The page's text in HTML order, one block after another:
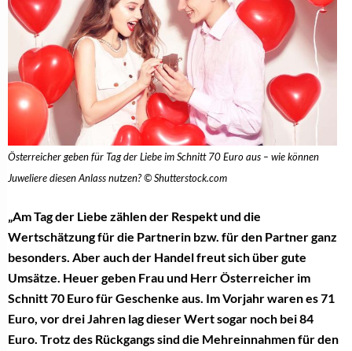
Österreicher geben für Tag der Liebe im Schnitt 70 Euro aus – wie können
Juweliere diesen Anlass nutzen? © Shutterstock.com
„Am Tag der Liebe zählen der Respekt und die
Wertschätzung für die Partnerin bzw. für den Partner ganz
besonders. Aber auch der Handel freut sich über gute
Umsätze. Heuer geben Frau und Herr Österreicher im
Schnitt 70 Euro für Geschenke aus. Im Vorjahr waren es 71
Euro, vor drei Jahren lag dieser Wert sogar noch bei 84
Euro. Trotz des Rückgangs sind die Mehreinnahmen für den